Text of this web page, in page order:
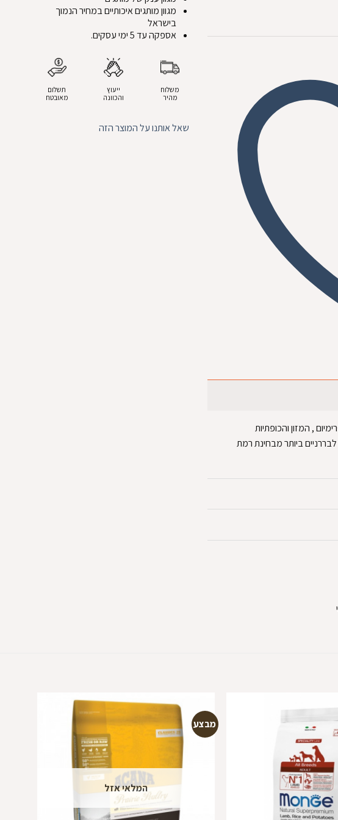
לכלבים פרימיום , המזון והכופתיות
לבררניים ביותר מבחינת רמת
מגוון מותגים איכותיים במחיר הנמוך
בישראל
אספקה עד 5 ימי עסקים.
משלוח
מהיר
ייעוץ
והכוונה
תשלום
מאובטח
שאל אותנו על המוצר הזה
מבצע
המלאי אזל